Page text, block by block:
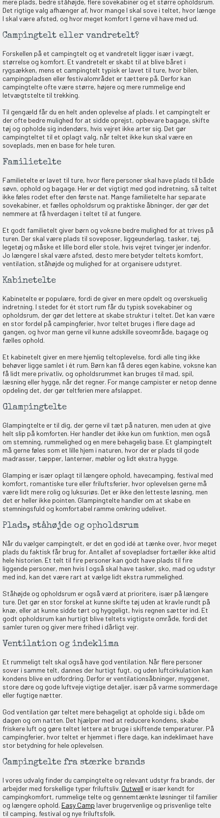
Det rigtige valg afhænger af, hvor mange I skal sove i teltet, hvor længe
I skal være afsted, og hvor meget komfort I gerne vil have med ud.
Campingtelt eller vandretelt?
Forskellen på et campingtelt og et vandretelt ligger især i vægt,
størrelse og komfort. Et vandretelt er skabt til at blive båret i
rygsækken, mens et campingtelt typisk er lavet til ture, hvor bilen,
campingpladsen eller festivalområdet er tættere på. Derfor kan
campingtelte ofte være større, højere og mere rummelige end
letvægtstelte til trekking.
Til gengæld får du en helt anden oplevelse af plads. I et campingtelt er
der ofte bedre mulighed for at sidde oprejst, opbevare bagage, skifte
tøj og opholde sig indendørs, hvis vejret ikke arter sig. Det gør
campingteltet til et oplagt valg, når teltet ikke kun skal være en
soveplads, men en base for hele turen.
Familietelte
Familietelte er lavet til ture, hvor flere personer skal have plads til både
søvn, ophold og bagage. Her er det vigtigt med god indretning, så teltet
ikke føles rodet efter den første nat. Mange familietelte har separate
sovekabiner, et fælles opholdsrum og praktiske åbninger, der gør det
nemmere at få hverdagen i teltet til at fungere.
Et godt familietelt giver børn og voksne bedre mulighed for at trives på
turen. Der skal være plads til soveposer, liggeunderlag, tasker, tøj,
legetøj og måske et lille bord eller stole, hvis vejret tvinger jer indenfor.
Jo længere I skal være afsted, desto mere betyder teltets komfort,
ventilation, ståhøjde og mulighed for at organisere udstyret.
Kabinetelte
Kabinetelte er populære, fordi de giver en mere opdelt og overskuelig
indretning. I stedet for ét stort rum får du typisk sovekabiner og
opholdsrum, der gør det lettere at skabe struktur i teltet. Det kan være
en stor fordel på campingferier, hvor teltet bruges i flere dage ad
gangen, og hvor man gerne vil kunne adskille soveområde, bagage og
fælles ophold.
Et kabinetelt giver en mere hjemlig teltoplevelse, fordi alle ting ikke
behøver ligge samlet i ét rum. Børn kan få deres egen kabine, voksne kan
få lidt mere privatliv, og opholdsrummet kan bruges til mad, spil,
læsning eller hygge, når det regner. For mange campister er netop denne
opdeling det, der gør teltferien mere afslappet.
Glampingtelte
Glampingtelte er til dig, der gerne vil tæt på naturen, men uden at give
helt slip på komforten. Her handler det ikke kun om funktion, men også
om stemning, rummelighed og en mere behagelig base. Et glampingtelt
må gerne føles som et lille hjem i naturen, hvor der er plads til gode
madrasser, tæpper, lanterner, møbler og lidt ekstra hygge.
Glamping er især oplagt til længere ophold, havecamping, festival med
komfort, romantiske ture eller friluftsferier, hvor oplevelsen gerne må
være lidt mere rolig og luksuriøs. Det er ikke den letteste løsning, men
det er heller ikke pointen. Glampingtelte handler om at skabe en
stemningsfuld og komfortabel ramme omkring udelivet.
Plads, ståhøjde og opholdsrum
Når du vælger campingtelt, er det en god idé at tænke over, hvor meget
plads du faktisk får brug for. Antallet af sovepladser fortæller ikke altid
hele historien. Et telt til fire personer kan godt have plads til fire
liggende personer, men hvis I også skal have tasker, sko, mad og udstyr
med ind, kan det være rart at vælge lidt ekstra rummelighed.
Ståhøjde og opholdsrum er også værd at prioritere, især på længere
ture. Det gør en stor forskel at kunne skifte tøj uden at kravle rundt på
knæ, eller at kunne sidde tørt og hyggeligt, hvis regnen sætter ind. Et
godt opholdsrum kan hurtigt blive teltets vigtigste område, fordi det
samler turen og giver mere frihed i dårligt vejr.
Ventilation og indeklima
Et rummeligt telt skal også have god ventilation. Når flere personer
sover i samme telt, dannes der hurtigt fugt, og uden luftcirkulation kan
kondens blive en udfordring. Derfor er ventilationsåbninger, myggenet,
store døre og gode luftveje vigtige detaljer, især på varme sommerdage
eller fugtige nætter.
God ventilation gør teltet mere behageligt at opholde sig i, både om
dagen og om natten. Det hjælper med at reducere kondens, skabe
friskere luft og gøre teltet lettere at bruge i skiftende temperaturer. På
campingferier, hvor teltet er hjemmet i flere dage, kan indeklimaet have
stor betydning for hele oplevelsen.
Campingtelte fra stærke brands
I vores udvalg finder du campingtelte og relevant udstyr fra brands, der
arbejder med forskellige typer friluftsliv. Outwell er især kendt for
campingkomfort, rummelige telte og gennemtænkte løsninger til familier
og længere ophold. Easy Camp laver brugervenlige og prisvenlige telte
til camping, festival og nye friluftsfolk.
PÅ
om måneden
VIND!
DELTAG!
NEJ TAK!